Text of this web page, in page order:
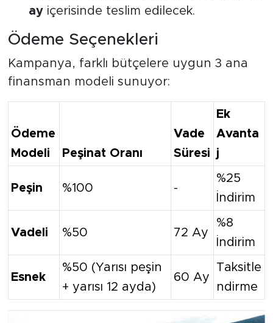
ayiçerisinde teslim edilecek.
Ödeme Seçenekleri
Kampanya, farklı bütçelere uygun 3 ana
finansman modeli sunuyor:
Ödeme
Modeli
Peşinat Oranı
Vade
Süresi
Ek
Avanta
j
Peşin %100 -
%25
İndirim
Vadeli %50 72 Ay
%8
İndirim
Esnek
%50 (Yarısı peşin
+ yarısı 12 ayda)
60 Ay
Taksitle
ndirme